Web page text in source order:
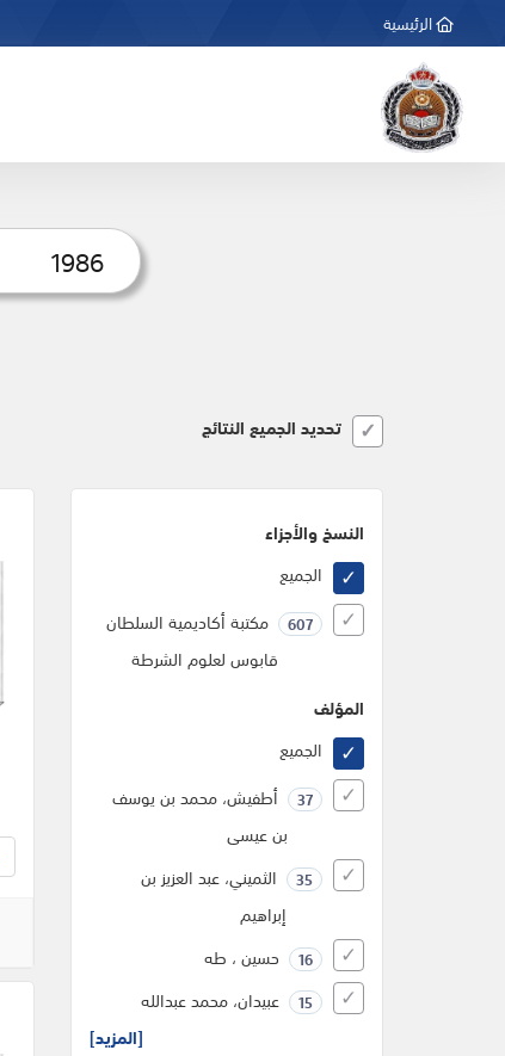
الرئيسية
تحديد الجميع النتائج
النسخ والأجزاء
الجميع
607
مكتبة أكاديمية السلطان
قابوس لعلوم الشرطة
المؤلف
الجميع
37
أطفيش، محمد بن يوسف
بن عيسى
35
الثميني، عبد العزيز بن
إبراهيم
16 حسين ، طه
15
عبيدان، محمد عبدالله
[المزيد]